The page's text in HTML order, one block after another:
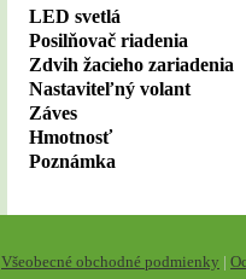
LED svetlá
Posilňovač riadenia
Zdvih žacieho zariadenia
Nastaviteľný volant
Záves
Hmotnosť
Poznámka
Všeobecné obchodné podmienky |